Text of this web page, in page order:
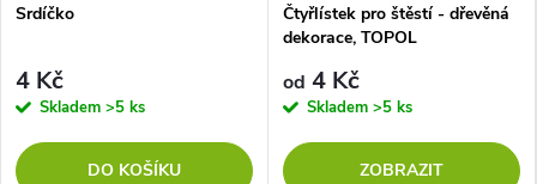
Srdíčko
4 Kč
Skladem >5 ks
DO KOŠÍKU
Čtyřlístek pro štěstí - dřevěná
dekorace, TOPOL
od 4 Kč
Skladem >5 ks
ZOBRAZIT